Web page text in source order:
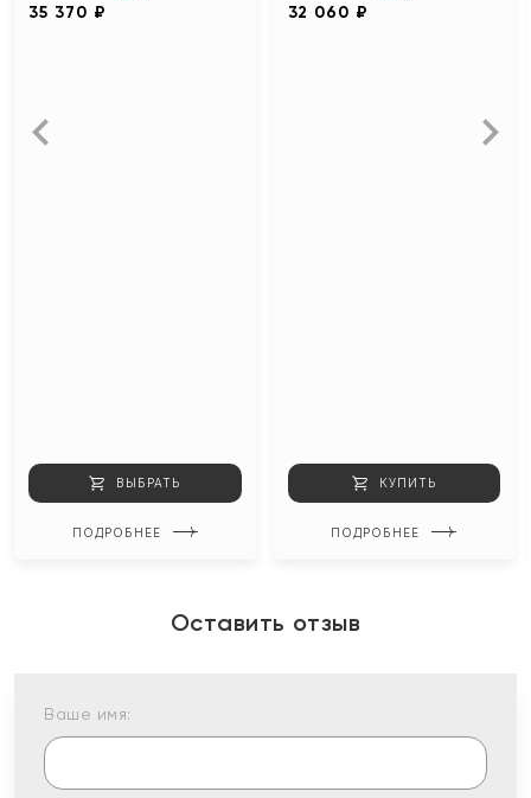
35 370 ₽
ВЫБРАТЬ
ПОДРОБНЕЕ
32 060 ₽
КУПИТЬ
ПОДРОБНЕЕ
Оставить отзыв
Ваше имя: